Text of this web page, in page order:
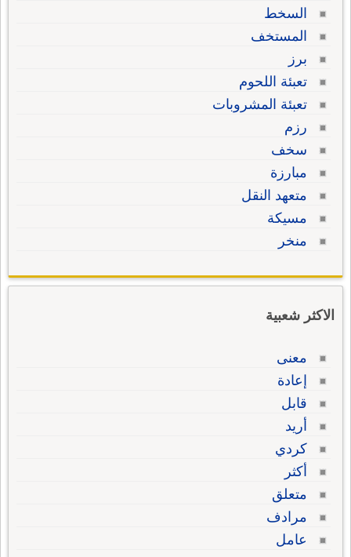
السخط
المستخف
برز
تعبئة اللحوم
تعبئة المشروبات
رزم
سخف
مبارزة
متعهد النقل
مسيكة
منخر
الاكثر شعبية
معنى
إعادة
قابل
أريد
كردي
أكثر
متعلق
مرادف
عامل